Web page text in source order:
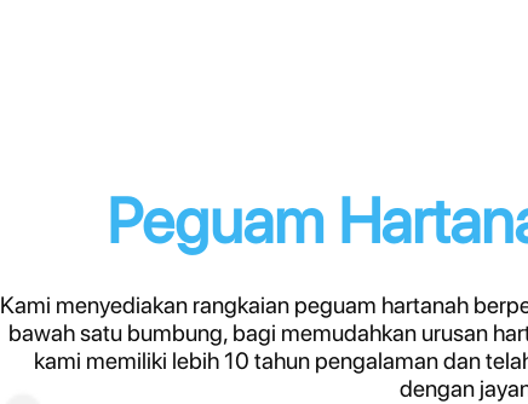
Peguam
Kami menyediakan rangkaian peguam hartanah
bawah satu bumbung, bagi memudahkan urusan
kami memiliki lebih 10 tahun pengalaman dan
dengan